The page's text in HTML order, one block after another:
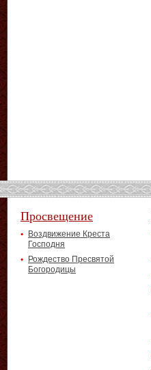
Просвещение
Воздвижение Креста
Господня
Рождество Пресвятой
Богородицы